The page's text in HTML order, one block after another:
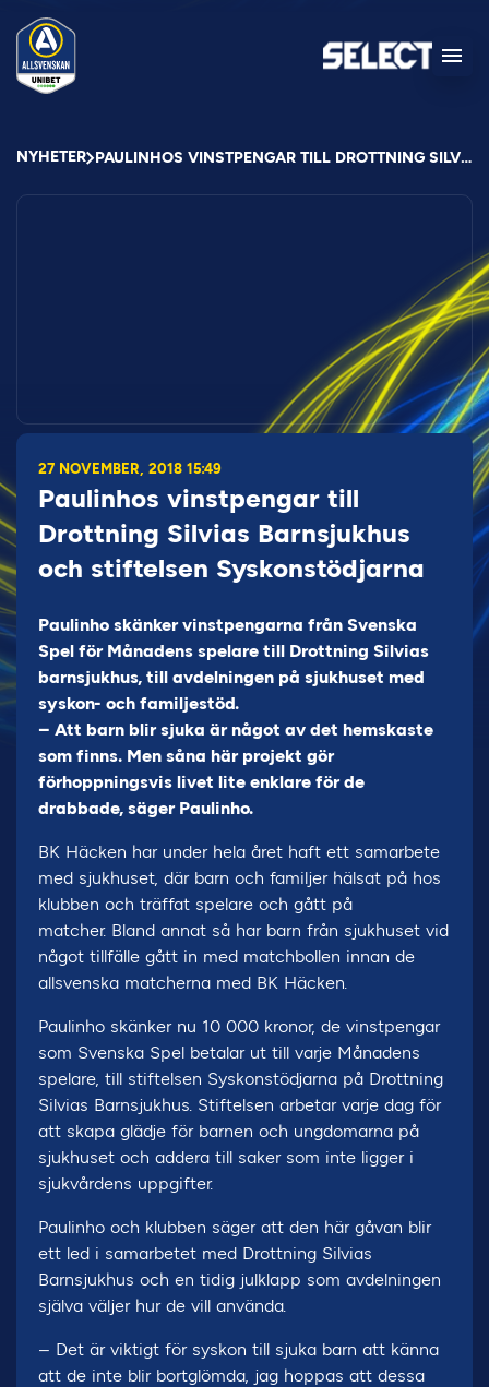
NYHETER PAULINHOS VINSTPENGAR TILL DROTTNING SILVIAS BARNSJUKHUS OCH STIFTELSEN SYSKONSTÖDJARNA
27 NOVEMBER, 2018 15:49
Paulinhos vinstpengar till
Drottning Silvias Barnsjukhus
och stiftelsen Syskonstödjarna
Paulinho skänker vinstpengarna från Svenska
Spel för Månadens spelare till Drottning Silvias
barnsjukhus, till avdelningen på sjukhuset med
syskon- och familjestöd.
– Att barn blir sjuka är något av det hemskaste
som finns. Men såna här projekt gör
förhoppningsvis livet lite enklare för de
drabbade, säger Paulinho.
BK Häcken har under hela året haft ett samarbete
med sjukhuset, där barn och familjer hälsat på hos
klubben och träffat spelare och gått på
matcher. Bland annat så har barn från sjukhuset vid
något tillfälle gått in med matchbollen innan de
allsvenska matcherna med BK Häcken.
Paulinho skänker nu 10 000 kronor, de vinstpengar
som Svenska Spel betalar ut till varje Månadens
spelare, till stiftelsen Syskonstödjarna på Drottning
Silvias Barnsjukhus. Stiftelsen arbetar varje dag för
att skapa glädje för barnen och ungdomarna på
sjukhuset och addera till saker som inte ligger i
sjukvårdens uppgifter.
Paulinho och klubben säger att den här gåvan blir
ett led i samarbetet med Drottning Silvias
Barnsjukhus och en tidig julklapp som avdelningen
själva väljer hur de vill använda.
– Det är viktigt för syskon till sjuka barn att känna
att de inte blir bortglömda, jag hoppas att dessa